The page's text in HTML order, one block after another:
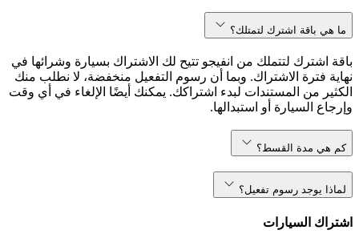
ما هي باقة اشترك لتمتلك؟
باقة اشترك لتتملك من انفيجو تتيح لك الاشتراك بسيارة وشرائها في
نهاية فترة الاشتراك. وبما أن رسوم التفعيل منخفضة، لا نطلب منك
الكثير من المستندات لبدء اشتراكك. يمكنك أيضًا الإلغاء في أي وقت
وإرجاع السيارة أو استبدالها.
كم هي مدة القسط؟
لماذا يوجد رسوم تفعيل؟
اشتراك السيارات